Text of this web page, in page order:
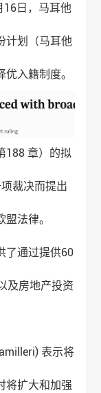
16日，马耳他
计划（马耳他
入籍制度。
188 章）的拟
裁决而提出
法律。
了通过提供60
及房地产投资
表示将
将扩大和加强